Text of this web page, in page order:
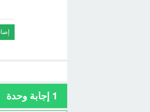
1 إجابة وحدة